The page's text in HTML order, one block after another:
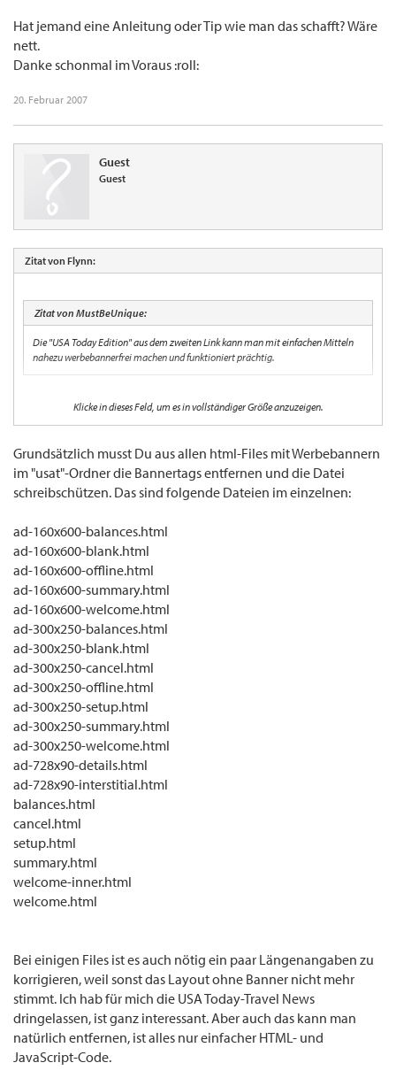
Hat jemand eine Anleitung oder Tip wie man das schafft? Wäre
nett.
Danke schonmal im Voraus :roll:
20. Februar 2007
Guest
Guest
Zitat von Flynn:
Zitat von MustBeUnique:
Die "USA Today Edition" aus dem zweiten Link kann man mit einfachen Mitteln
nahezu werbebannerfrei machen und funktioniert prächtig.
Hat jemand eine Anleitung oder Tip wie man das schafft? Wäre nett.
Danke schonmal im Voraus :roll:
Klicke in dieses Feld, um es in vollständiger Größe anzuzeigen.
Grundsätzlich musst Du aus allen html-Files mit Werbebannern
im "usat"-Ordner die Bannertags entfernen und die Datei
schreibschützen. Das sind folgende Dateien im einzelnen:
ad-160x600-balances.html
ad-160x600-blank.html
ad-160x600-offline.html
ad-160x600-summary.html
ad-160x600-welcome.html
ad-300x250-balances.html
ad-300x250-blank.html
ad-300x250-cancel.html
ad-300x250-offline.html
ad-300x250-setup.html
ad-300x250-summary.html
ad-300x250-welcome.html
ad-728x90-details.html
ad-728x90-interstitial.html
balances.html
cancel.html
setup.html
summary.html
welcome-inner.html
welcome.html
Bei einigen Files ist es auch nötig ein paar Längenangaben zu
korrigieren, weil sonst das Layout ohne Banner nicht mehr
stimmt. Ich hab für mich die USA Today-Travel News
dringelassen, ist ganz interessant. Aber auch das kann man
natürlich entfernen, ist alles nur einfacher HTML- und
JavaScript-Code.